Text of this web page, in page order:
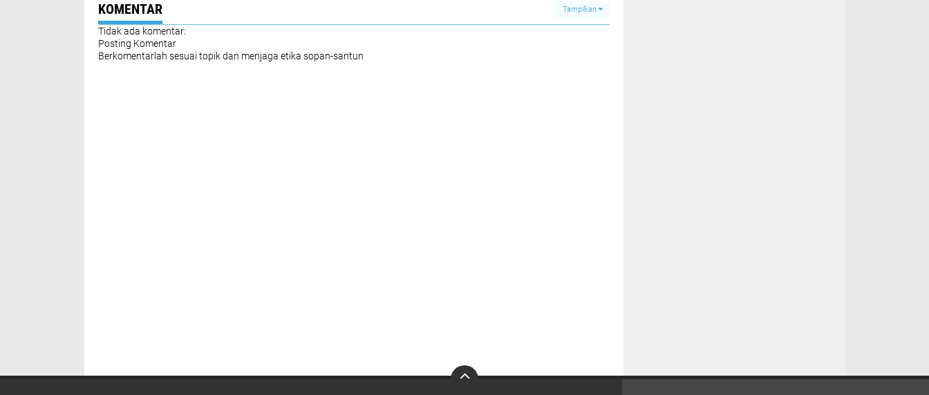
KOMENTAR Tampilkan
Tidak ada komentar:
Posting Komentar
Berkomentarlah sesuai topik dan menjaga etika sopan-santun